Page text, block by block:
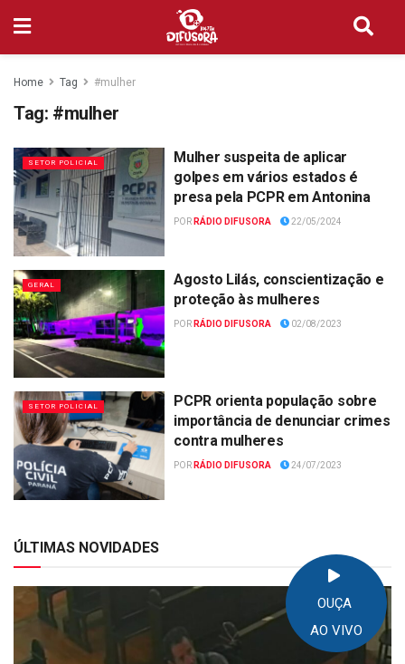
OUÇA
AO VIVO
Home Tag #mulher
Tag: #mulher
SETOR POLICIAL
Mulher suspeita de aplicar
golpes em vários estados é
presa pela PCPR em Antonina
POR RÁDIO DIFUSORA 22/05/2024
GERAL
Agosto Lilás, conscientização e
proteção às mulheres
POR RÁDIO DIFUSORA 02/08/2023
SETOR POLICIAL
PCPR orienta população sobre
importância de denunciar crimes
contra mulheres
POR RÁDIO DIFUSORA 24/07/2023
ÚLTIMAS NOVIDADES